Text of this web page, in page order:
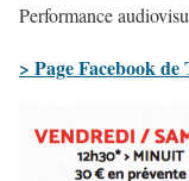
Performance
> Page Facebook